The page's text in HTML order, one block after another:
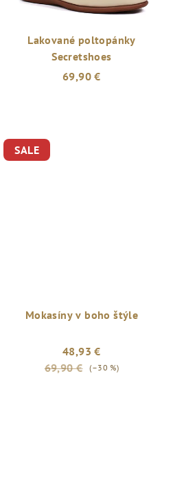
Lakované poltopánky
Secretshoes
69,90 €
SALE
Mokasíny v boho štýle
48,93 €
69,90 €
(–30 %)